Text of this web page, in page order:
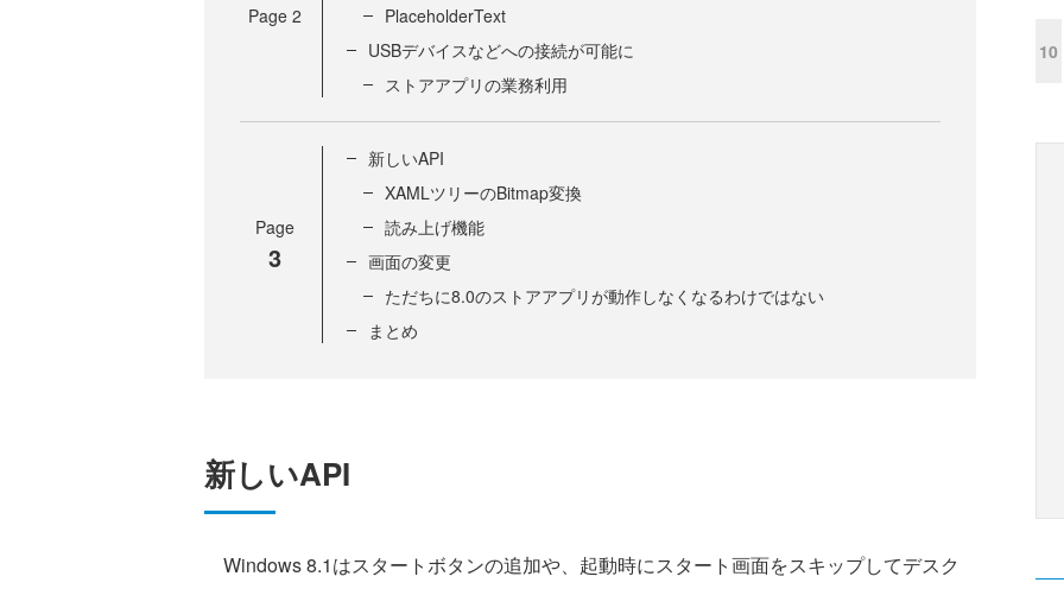
Page 2
PlaceholderText
USBデバイスなどへの接続が可能に
ストアアプリの業務利用
Page
3
新しいAPI
XAMLツリーのBitmap変換
読み上げ機能
画面の変更
ただちに8.0のストアアプリが動作しなくなるわけではない
まとめ
新しいAPI
Windows 8.1はスタートボタンの追加や、起動時にスタート画面をスキップしてデスク
10